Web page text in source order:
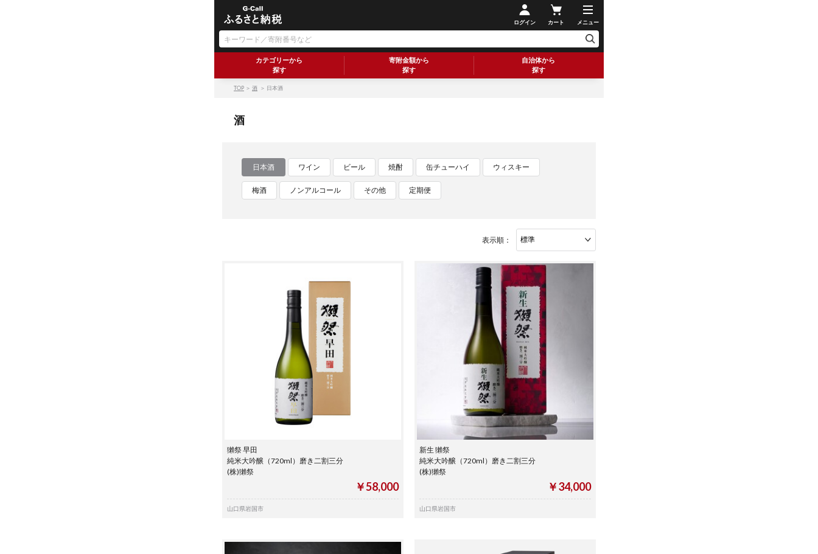
ログイン カート メニュー
カテゴリーから
探す
寄附金額から
探す
自治体から
探す
TOP ＞ 酒 ＞ 日本酒
酒
日本酒 ワイン ビール 焼酎 缶チューハイ ウィスキー
梅酒 ノンアルコール その他 定期便
表示順：
獺祭 早田
純米大吟醸（720ml）磨き二割三分
(株)獺祭
￥58,000
山口県岩国市
新生 獺祭
純米大吟醸（720ml）磨き二割三分
(株)獺祭
￥34,000
山口県岩国市